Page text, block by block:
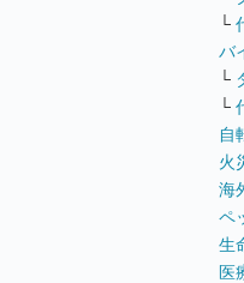
└
バ
└
└
自
火
海
ペ
生
医